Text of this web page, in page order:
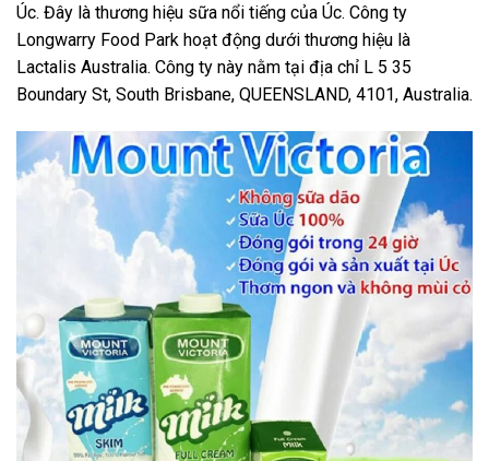
Úc. Đây là thương hiệu sữa nổi tiếng của Úc. Công ty
Longwarry Food Park hoạt động dưới thương hiệu là
Lactalis Australia. Công ty này nằm tại địa chỉ L 5 35
Boundary St, South Brisbane​, QUEENSLAND, 4101, Australia.